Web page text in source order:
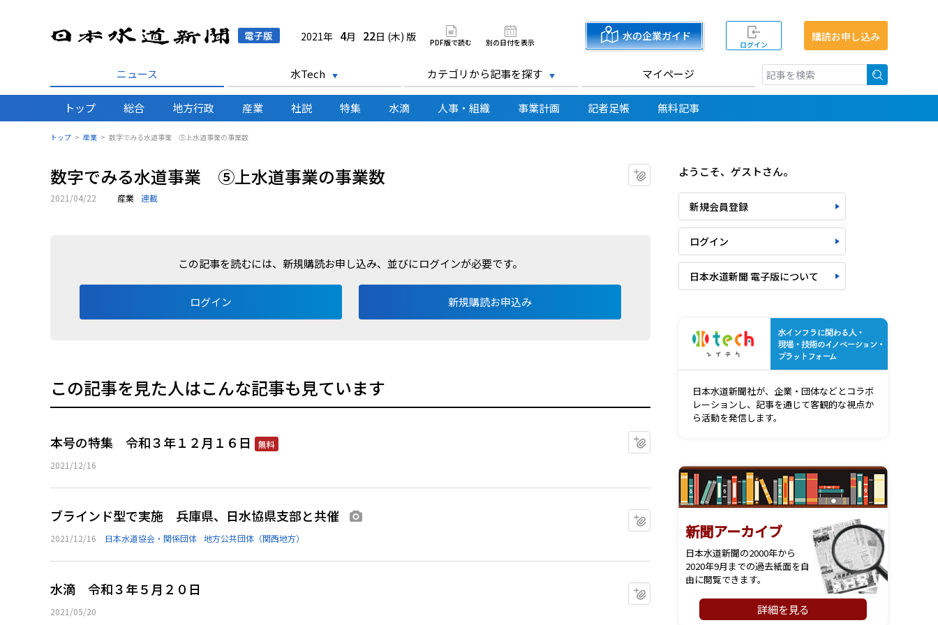
日本水道新聞 電子版
2021年 4月 22日 (木) 版 PDF版で読む 別の日付を表示 水の企業ガイド
ログイン
購読お申し込み
ニュース 水Tech カテゴリから記事を探す マイページ
トップ 総合 地方行政 産業 社説 特集 水滴 人事・組織 事業計画 記者足帳 無料記事
トップ 産業 数字でみる水道事業 ⑤上水道事業の事業数
数字でみる水道事業 ⑤上水道事業の事業数 マイクリップに追加
2021/04/22 産業 連載
この記事を読むには、新規購読お申し込み、並びにログインが必要です。
ログイン 新規購読お申込み
この記事を見た人はこんな記事も見ています
本号の特集 令和３年１２月１６日
無料
2021/12/16
ブラインド型で実施 兵庫県、日水協県支部と共催
2021/12/16 日本水道協会・関係団体 地方公共団体（関西地方）
水滴 令和３年５月２０日
2021/05/20
ようこそ、ゲストさん。
新規会員登録
ログイン
日本水道新聞 電子版について
日本水道新聞社が、企業・団体などとコラボ
レーションし、記事を通じて客観的な視点か
ら活動を発信します。
新聞アーカイブ
日本水道新聞の2000年から
2020年9月までの過去紙面を自
由に閲覧できます。
詳細を見る